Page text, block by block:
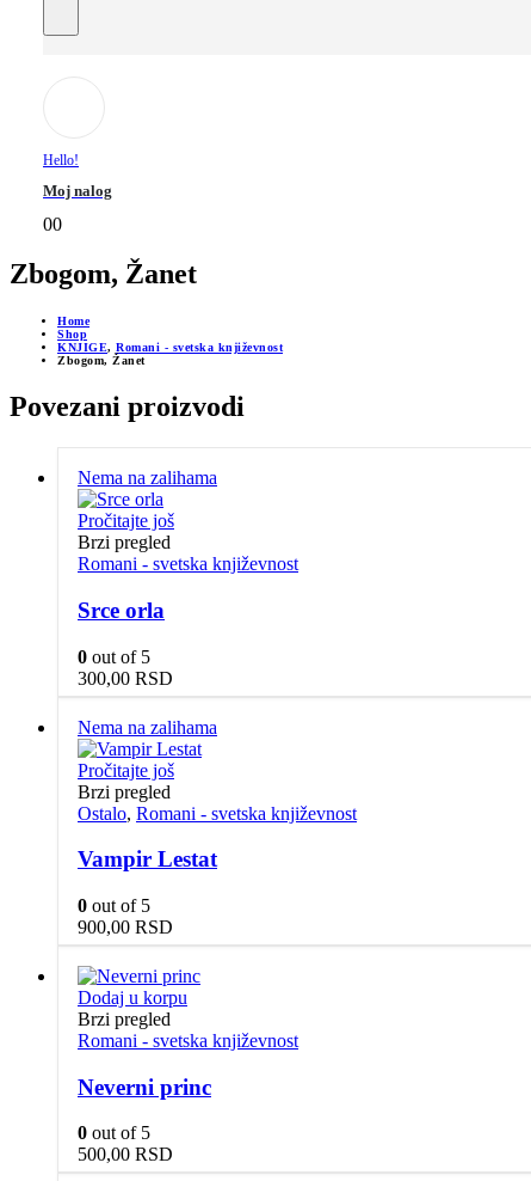
Hello!
Moj nalog
00
Zbogom, Žanet
Home
Shop
KNJIGE, Romani - svetska književnost
Zbogom, Žanet
Povezani proizvodi
Nema na zalihama
Pročitajte još
Brzi pregled
Romani - svetska književnost
Srce orla
0 out of 5
300,00 RSD
Nema na zalihama
Pročitajte još
Brzi pregled
Ostalo, Romani - svetska književnost
Vampir Lestat
0 out of 5
900,00 RSD
Dodaj u korpu
Brzi pregled
Romani - svetska književnost
Neverni princ
0 out of 5
500,00 RSD